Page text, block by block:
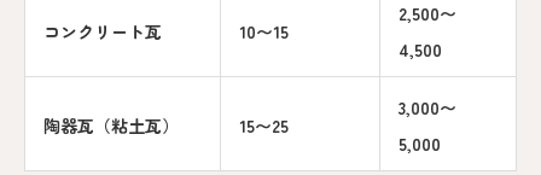
コンクリート瓦 10〜15
2,500〜
4,500
陶器瓦（粘土瓦） 15〜25
3,000〜
5,000